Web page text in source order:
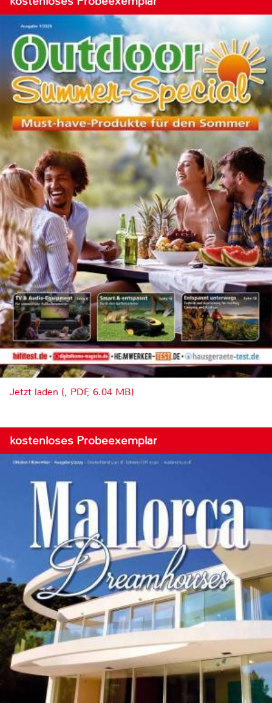
Jetzt laden (, PDF, 6.04 MB)
kostenloses Probeexemplar